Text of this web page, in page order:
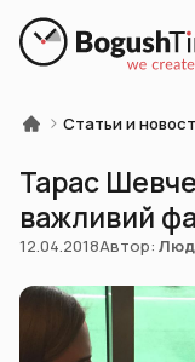
Статьи и
Тарас
важливий
12.04.2018Автор: